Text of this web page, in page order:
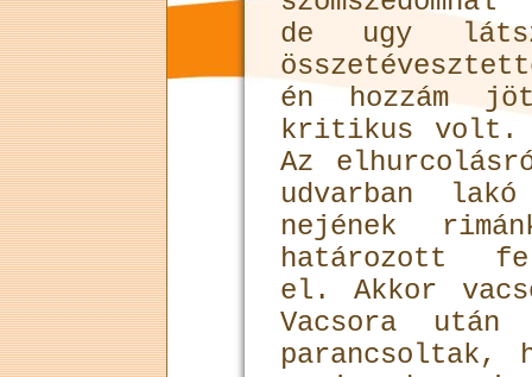
de ugy
én hozzám
kritikus volt.
Az
udvarban
nejének
határozott
el. Akkor
Vacsora
parancsoltak,